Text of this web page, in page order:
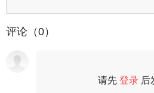
评论（0）
请先登录 后